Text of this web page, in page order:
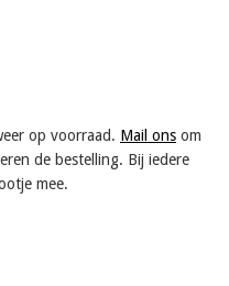
op voorraad. Mail ons om
de bestelling. Bij iedere
mee.